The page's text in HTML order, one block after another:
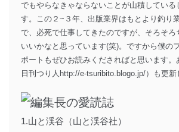
でもやらなきゃならないことが山積している
す。この２~３年、出版業界はもとより釣り
で、必死で仕事してきたのですが、そろそろ
いいかなと思っています(笑)。ですから僕の
ポートもぜひお読みくださればと思います。
日刊つり人http://e-tsuribito.blogo.jp/）も更新
1.山と渓谷（山と渓谷社）